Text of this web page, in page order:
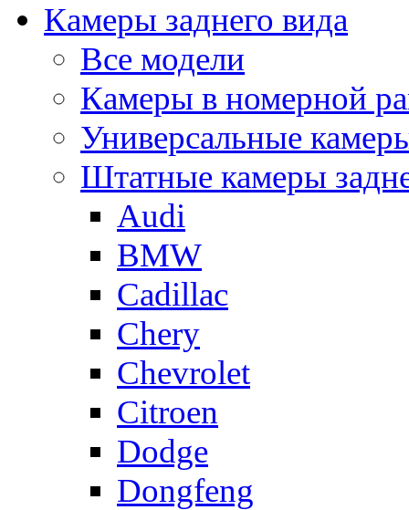
Камеры заднего вида
Все модели
Камеры в номерной
Универсальные
Штатные камеры
Audi
BMW
Cadillac
Chery
Chevrolet
Citroen
Dodge
Dongfeng